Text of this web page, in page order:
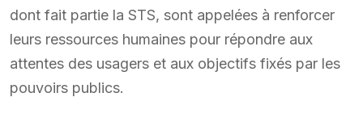
dont fait partie la STS, sont appelées à renforcer
leurs ressources humaines pour répondre aux
attentes des usagers et aux objectifs fixés par les
pouvoirs publics.